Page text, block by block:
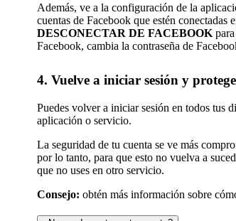
Además, ve a la configuración de la
cuentas de Facebook que estén
DESCONECTAR DE FACEBOOK
Facebook, cambia la contraseña de
4. Vuelve a iniciar sesión y
Puedes volver a iniciar sesión en todos tus
aplicación o servicio.
La seguridad de tu cuenta se ve más
por lo tanto, para que esto no vuelva a
que no uses en otro servicio.
Consejo: obtén más información sobre